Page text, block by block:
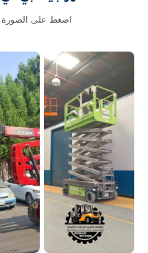
اضغط على الصورة